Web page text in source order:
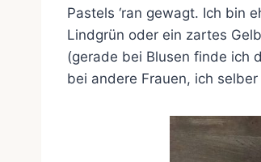
Pastels ‘ran gewagt. Ich bin
Lindgrün oder ein zartes
(gerade bei Blusen finde ich
bei andere Frauen, ich